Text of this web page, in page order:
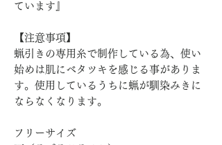
ています』
【注意事項】
蝋引きの専用糸で制作している為、使い
始めは肌にベタツキを感じる事がありま
す。使用しているうちに蝋が馴染みきに
ならなくなります。
フリーサイズ